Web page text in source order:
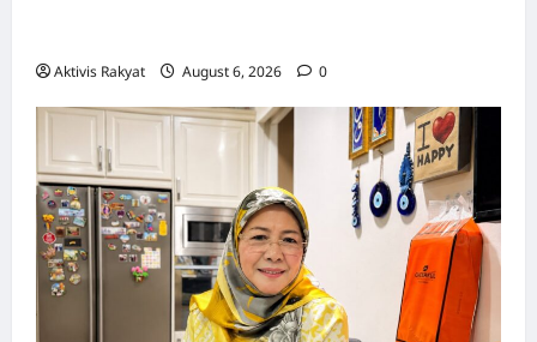
Aktivis Rakyat August 6, 2026 0